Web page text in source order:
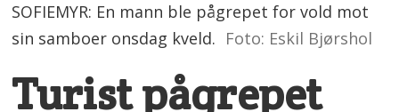
SOFIEMYR: En mann ble pågrepet for vold mot
sin samboer onsdag kveld. Foto: Eskil Bjørshol
Turist pågrepet